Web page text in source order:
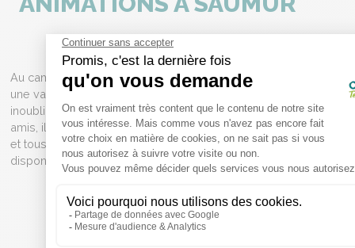
Au camping Terre d’Entente, nous avons à cœur de vous offrir
une variété d’activités et d’animations pour rendre votre séjour
inoubliable. Que vous soyez en couple, en famille ou entre
amis, il y a toujours quelque chose à faire pour tous les âges
et tous les goûts. Voici un aperçu des activités et animations
disponibles.